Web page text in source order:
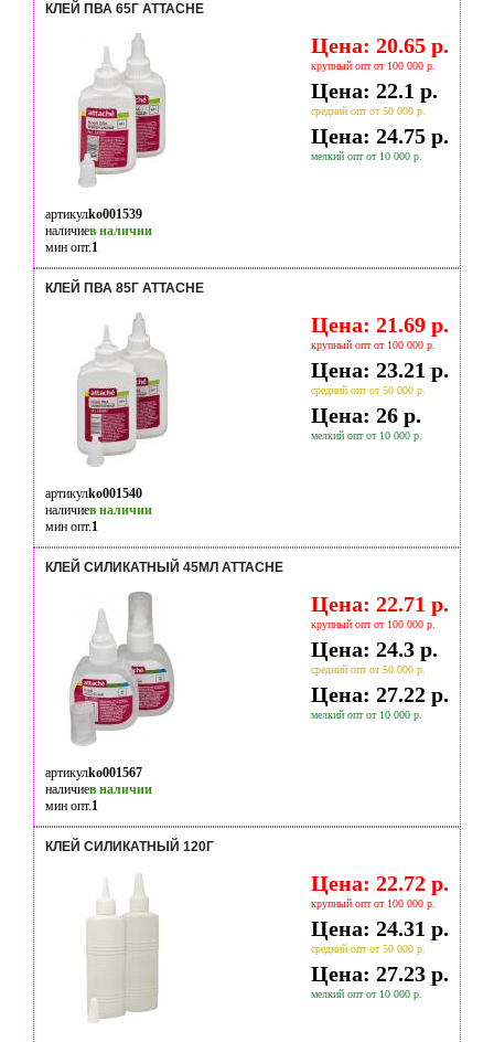
КЛЕЙ ПВА 65Г ATTACHE
Цена: 20.65 р.
крупный опт от 100 000 р.
Цена: 22.1 р.
средний опт от 50 000 р.
Цена: 24.75 р.
мелкий опт от 10 000 р.
артикулko001539
наличиев наличии
мин опт.1
КЛЕЙ ПВА 85Г ATTACHE
Цена: 21.69 р.
крупный опт от 100 000 р.
Цена: 23.21 р.
средний опт от 50 000 р.
Цена: 26 р.
мелкий опт от 10 000 р.
артикулko001540
наличиев наличии
мин опт.1
КЛЕЙ СИЛИКАТНЫЙ 45МЛ ATTACHE
Цена: 22.71 р.
крупный опт от 100 000 р.
Цена: 24.3 р.
средний опт от 50 000 р.
Цена: 27.22 р.
мелкий опт от 10 000 р.
артикулko001567
наличиев наличии
мин опт.1
КЛЕЙ СИЛИКАТНЫЙ 120Г
Цена: 22.72 р.
крупный опт от 100 000 р.
Цена: 24.31 р.
средний опт от 50 000 р.
Цена: 27.23 р.
мелкий опт от 10 000 р.